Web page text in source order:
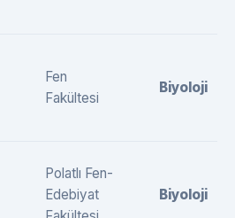
Fen
Fakültesi
Biyoloji
Polatlı Fen-
Edebiyat
Biyoloji